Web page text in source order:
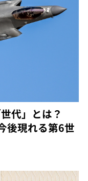
代」とは？
現れる第6世